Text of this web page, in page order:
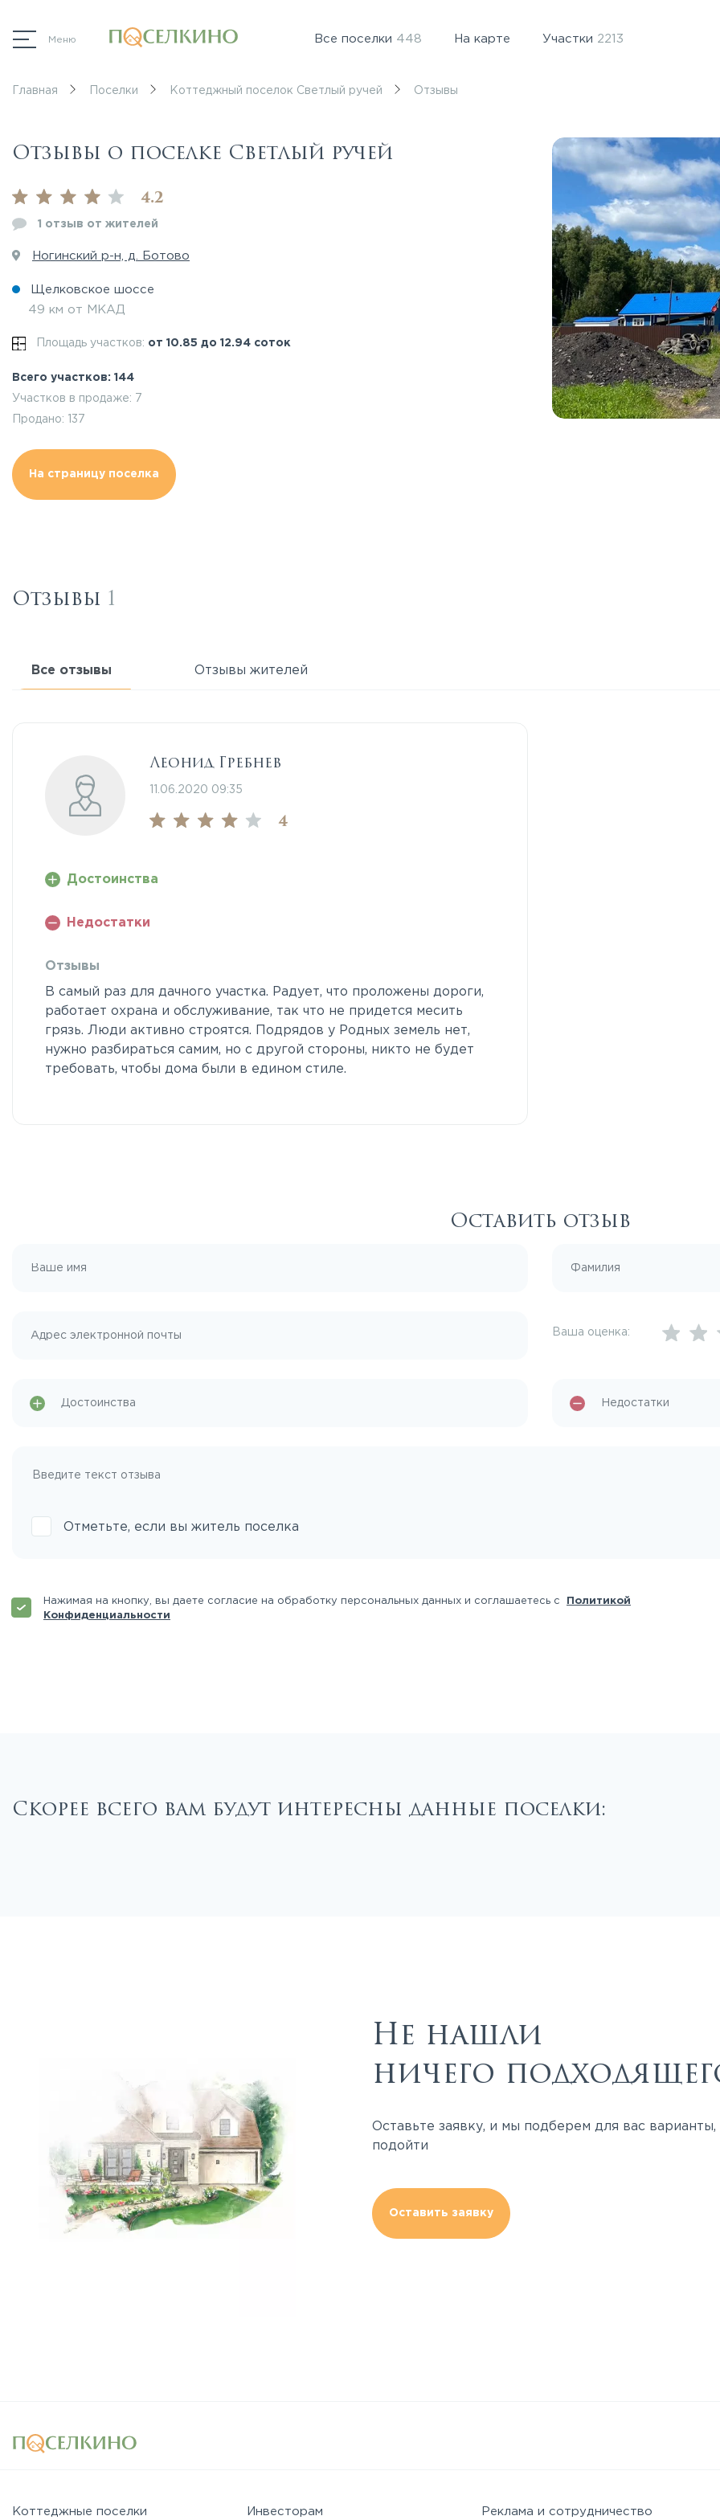
Меню Все поселки 448 На карте Участки 2213
Главная Поселки Коттеджный поселок Светлый ручей Отзывы
Отзывы о поселке Светлый ручей
4.2
1 отзыв от жителей
Ногинский р-н, д. Ботово
Щелковское шоссе
49 км от МКАД
Площадь участков: от 10.85 до 12.94 соток
Всего участков: 144
Участков в продаже: 7
Продано: 137
На страницу поселка
Отзывы 1
Все отзывы Отзывы жителей
Леонид Гребнев
11.06.2020 09:35
4
Достоинства
Недостатки
Отзывы
В самый раз для дачного участка. Радует, что проложены дороги,
работает охрана и обслуживание, так что не придется месить
грязь. Люди активно строятся. Подрядов у Родных земель нет,
нужно разбираться самим, но с другой стороны, никто не будет
требовать, чтобы дома были в едином стиле.
Оставить отзыв
Ваша оценка:
Отметьте, если вы житель поселка
Нажимая на кнопку, вы даете согласие на обработку персональных данных и соглашаетесь с
Политикой
Конфиденциальности
Скорее всего вам будут интересны данные поселки:
Не нашли
ничего
Оставьте заявку, и мы подберем для вас
подойти
Оставить заявку
Коттеджные поселки Инвесторам Реклама и сотрудничество